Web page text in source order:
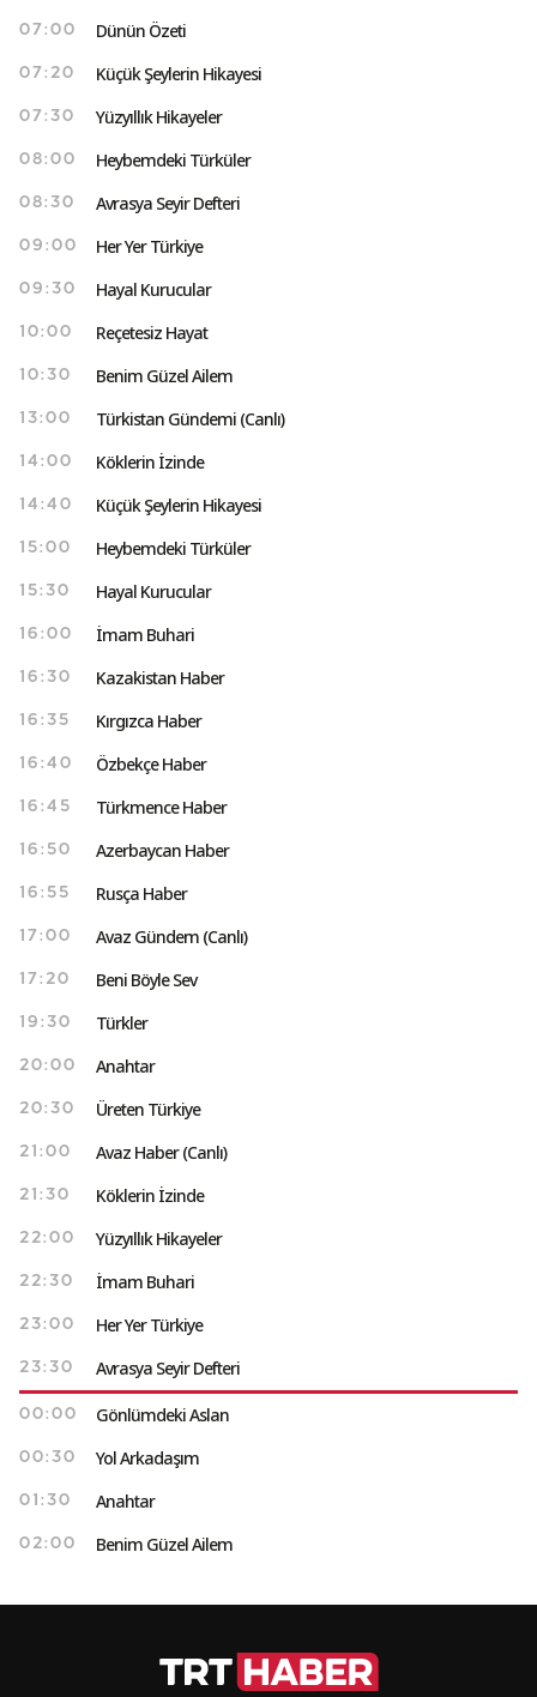
07:00 Dünün Özeti
07:20 Küçük Şeylerin Hikayesi
07:30 Yüzyıllık Hikayeler
08:00 Heybemdeki Türküler
08:30 Avrasya Seyir Defteri
09:00 Her Yer Türkiye
09:30 Hayal Kurucular
10:00 Reçetesiz Hayat
10:30 Benim Güzel Ailem
13:00 Türkistan Gündemi (Canlı)
14:00 Köklerin İzinde
14:40 Küçük Şeylerin Hikayesi
15:00 Heybemdeki Türküler
15:30 Hayal Kurucular
16:00 İmam Buhari
16:30 Kazakistan Haber
16:35 Kırgızca Haber
16:40 Özbekçe Haber
16:45 Türkmence Haber
16:50 Azerbaycan Haber
16:55 Rusça Haber
17:00 Avaz Gündem (Canlı)
17:20 Beni Böyle Sev
19:30 Türkler
20:00 Anahtar
20:30 Üreten Türkiye
21:00 Avaz Haber (Canlı)
21:30 Köklerin İzinde
22:00 Yüzyıllık Hikayeler
22:30 İmam Buhari
23:00 Her Yer Türkiye
23:30 Avrasya Seyir Defteri
00:00 Gönlümdeki Aslan
00:30 Yol Arkadaşım
01:30 Anahtar
02:00 Benim Güzel Ailem